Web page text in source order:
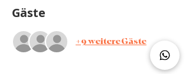
Gäste
+9 weitere Gäste